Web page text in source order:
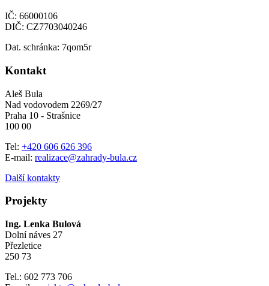
IČ: 66000106
DIČ: CZ7703040246
Dat. schránka: 7qom5r
Kontakt
Aleš Bula
Nad vodovodem 2269/27
Praha 10 - Strašnice
100 00
Tel: +420 606 626 396
E-mail: realizace@zahrady-bula.cz
Další kontakty
Projekty
Ing. Lenka Bulová
Dolní náves 27
Přezletice
250 73
Tel.: 602 773 706